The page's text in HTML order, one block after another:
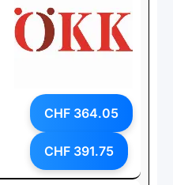
CHF 364.05
CHF 391.75